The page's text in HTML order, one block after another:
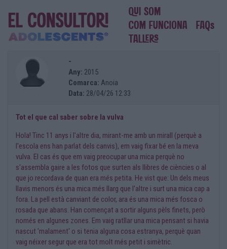
-
Any: 2015
Comarca: Anoia
Data: 28/04/26 12:33
Tot el que cal saber sobre la vulva
Hola! Tinc 11 anys i l'altre dia, mirant-me amb un mirall (perquè a
l'escola ens han parlat dels canvis), em vaig fixar bé en la meva
vulva. El cas és que em vaig preocupar una mica perquè no
s'assembla gaire a les fotos que surten als llibres de ciències o al
que jo recordava de quan era més petita. He vist que: Un dels meus
llavis menors és una mica més llarg que l'altre i surt una mica cap a
fora. La pell està canviant de color, ara és una mica més fosca o
rosada que abans. Han començat a sortir alguns pèls finets, però
només en algunes zones. Em vaig ratllar una mica pensant si havia
nascut 'malament' o si tenia alguna cosa estranya, perquè quan
vaig néixer segur que era tot molt més petit i simètric.